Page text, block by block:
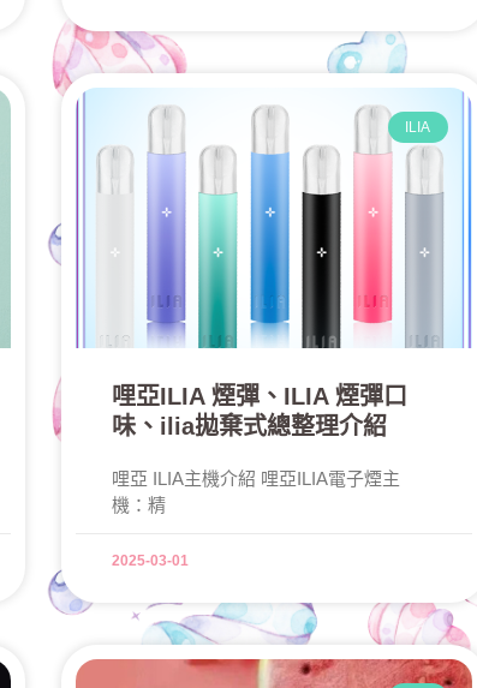
ILIA
哩亞ILIA 煙彈、ILIA 煙彈口
味、ilia拋棄式總整理介紹
哩亞 ILIA主機介紹 哩亞ILIA電子煙主
機：精
2025-03-01